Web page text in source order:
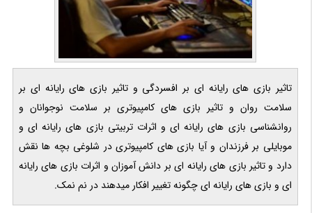
تاثیر بازی های رایانه ای بر افسردگی و تاثیر بازی های رایانه ای بر
سلامت روان و تاثیر بازی های کامپیوتری بر سلامت نوجوانان و
روانشناسی بازی های رایانه ای و اثرات تربیتی بازی های رایانه ای و
موبایلی بر فرزندان و آیا بازی های کامپیوتری در شلوغی بچه ها نقش
دارد و تاثیر بازی های رایانه ای بر دانش آموزان و اثرات بازی های رایانه
ای و بازی های رایانه ای چگونه تغییر افکار میدهند در نم نمک.